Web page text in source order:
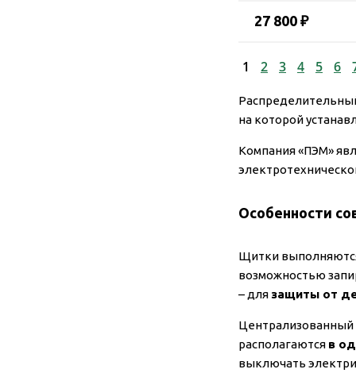
27 800 ₽
1 2 3 4 5 6
на которой
Компания «ПЭМ»
Особенности
Щитки
возможностью
– для защиты от
Централизованный
располагаются в
выключать